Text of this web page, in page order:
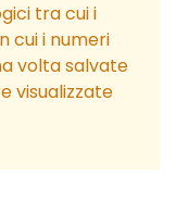
tra cui i
cui i numeri
volta salvate
visualizzate